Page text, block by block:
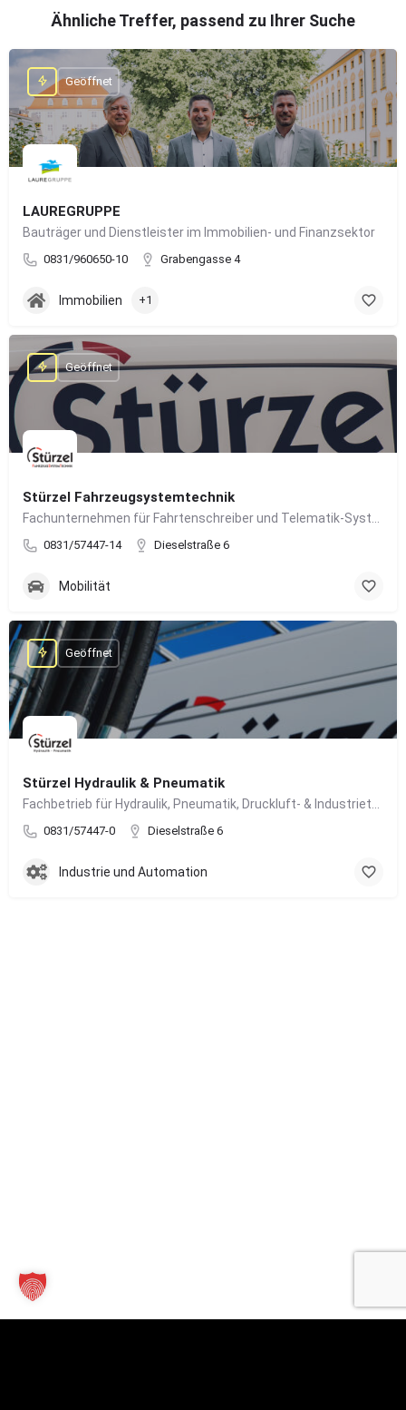
Ähnliche Treffer, passend zu Ihrer Suche
LAUREGRUPPE
Bauträger und Dienstleister im Immobilien- und Finanzsektor
0831/960650-10 Grabengasse 4
Geöffnet
Immobilien +1
Stürzel Fahrzeugsystemtechnik
0831/57447-14 Dieselstraße 6
Geöffnet
Mobilität
Stürzel Hydraulik & Pneumatik
0831/57447-0 Dieselstraße 6
Geöffnet
Industrie und Automation